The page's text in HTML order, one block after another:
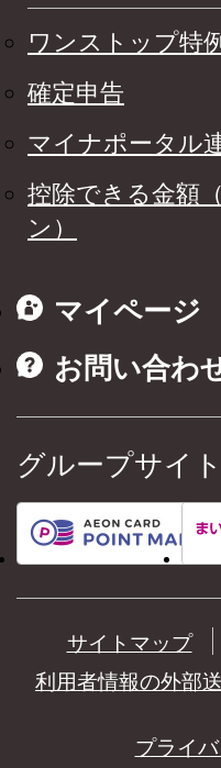
ワンストップ特
確定申告
マイナポータル
控除できる金額
ン）
マイページ
お問い合わ
グループサイト
サイトマップ
利用者情報の外部
プライ